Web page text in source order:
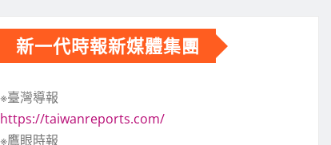
新一代時報新媒體集團
※臺灣導報
https://taiwanreports.com/
※鷹眼時報